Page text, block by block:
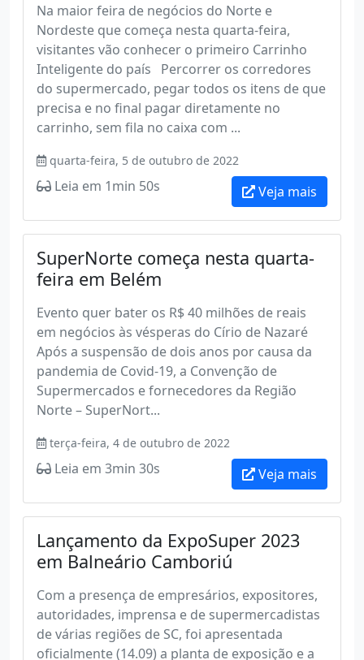
Na maior feira de negócios do Norte e
Nordeste que começa nesta quarta-feira,
visitantes vão conhecer o primeiro Carrinho
Inteligente do país Percorrer os corredores
do supermercado, pegar todos os itens de que
precisa e no final pagar diretamente no
carrinho, sem fila no caixa com ...
quarta-feira, 5 de outubro de 2022
Leia em 1min 50s Veja mais
SuperNorte começa nesta quarta-
feira em Belém
Evento quer bater os R$ 40 milhões de reais
em negócios às vésperas do Círio de Nazaré
Após a suspensão de dois anos por causa da
pandemia de Covid-19, a Convenção de
Supermercados e fornecedores da Região
Norte – SuperNort...
terça-feira, 4 de outubro de 2022
Leia em 3min 30s Veja mais
Lançamento da ExpoSuper 2023
em Balneário Camboriú
Com a presença de empresários, expositores,
autoridades, imprensa e de supermercadistas
de várias regiões de SC, foi apresentada
oficialmente (14.09) a planta de exposição e a